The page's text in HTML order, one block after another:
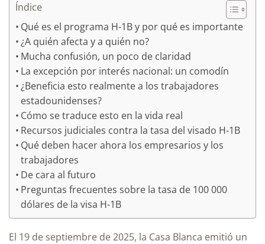
Índice
Qué es el programa H-1B y por qué es importante
¿A quién afecta y a quién no?
Mucha confusión, un poco de claridad
La excepción por interés nacional: un comodín
¿Beneficia esto realmente a los trabajadores
estadounidenses?
Cómo se traduce esto en la vida real
Recursos judiciales contra la tasa del visado H-1B
Qué deben hacer ahora los empresarios y los
trabajadores
De cara al futuro
Preguntas frecuentes sobre la tasa de 100 000
dólares de la visa H-1B
El 19 de septiembre de 2025, la Casa Blanca emitió un